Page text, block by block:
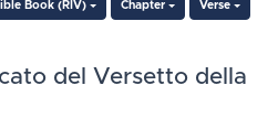
Book (RIV) Chapter Verse
del Versetto della